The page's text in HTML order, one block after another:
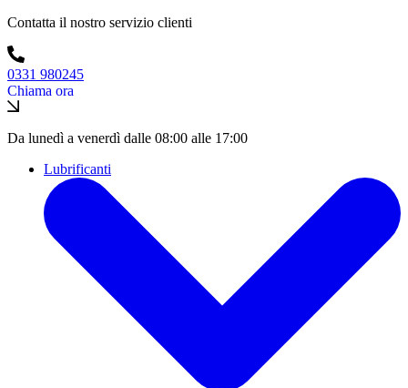
Contatta il nostro servizio clienti
0331 980245
Chiama ora
Da lunedì a venerdì dalle 08:00 alle 17:00
Lubrificanti